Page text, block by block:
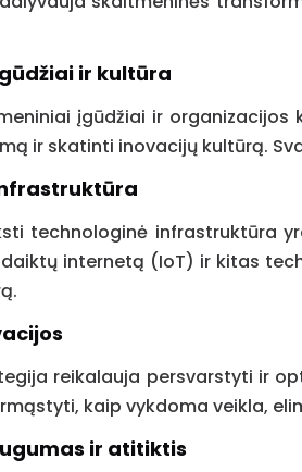
ir kultūra
įgūdžiai ir
ir skatinti inovacijų kultūrą.
technologinė infrastruktūra
internetą (IoT) ir kitas
reikalauja persvarstyti ir
kaip vykdoma veikla,
ir atitiktis